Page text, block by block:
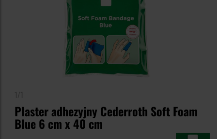
Plaster adhezyjny Cederroth Soft Foam
Blue 6 cm x 40 cm